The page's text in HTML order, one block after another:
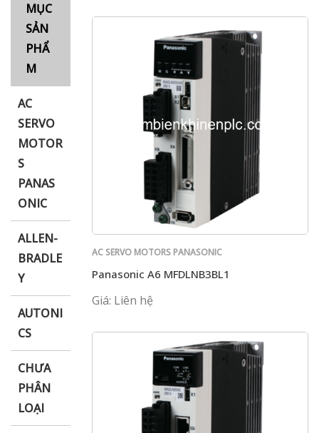
MỤC
SẢN
PHẨ
M
AC
SERVO
MOTOR
S
PANAS
ONIC
ALLEN-
BRADLE
Y
AUTONI
CS
CHƯA
PHÂN
LOẠI
AC SERVO MOTORS PANASONIC
Panasonic A6 MFDLNB3BL1
Giá: Liên hệ
XNK